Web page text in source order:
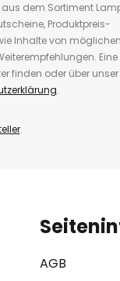
dem Sortiment
Produktpreis-
Inhalte von möglichen
Eine
finden oder über unser
.
.
AGB